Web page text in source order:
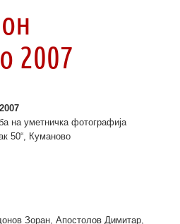
2007
на уметничка фотографија
50“, Куманово
Зоран, Апостолов Димитар,